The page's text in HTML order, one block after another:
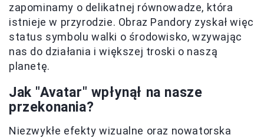
zapominamy o delikatnej równowadze, która
istnieje w przyrodzie. Obraz Pandory zyskał więc
status symbolu walki o środowisko, wzywając
nas do działania i większej troski o naszą
planetę.
Jak "Avatar" wpłynął na nasze
przekonania?
Niezwykłe efekty wizualne oraz nowatorska